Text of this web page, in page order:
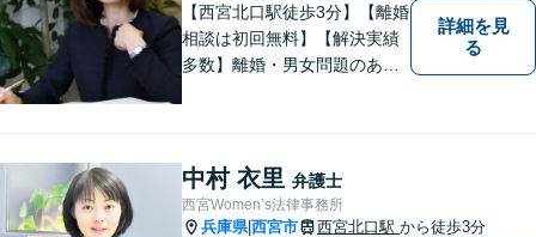
【西宮北口駅徒歩3分】【離婚
相談は初回無料】【解決実績
多数】離婚・男女問題のあら
します。【土日祝日・夜間の
ご相談も対応可】【完全個室
／お子様同伴でも大丈夫で
詳細を見
る
中村 衣里 弁護士
西宮Women’s法律事務所
兵庫県|西宮市 西宮北口駅 から徒歩3分